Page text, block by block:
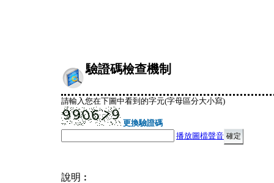
驗證碼檢查機制
請輸入您在下圖中看到的字元(字母區分大小寫)
更換驗證碼
播放圖檔聲音
說明︰